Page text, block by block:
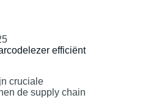
efficiënt
cruciale
de supply chain